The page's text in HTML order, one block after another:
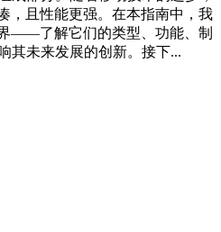
，且性能更强。在本指南中，我
——了解它们的类型、功能、制
其未来发展的创新。接下...